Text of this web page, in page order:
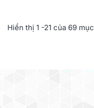
Hiển thị 1 -21 của 69 mục